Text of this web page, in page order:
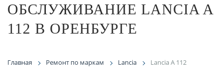
ОБСЛУЖИВАНИЕ LANCIA A
112 В ОРЕНБУРГЕ
Главная Ремонт по маркам Lancia Lancia A 112